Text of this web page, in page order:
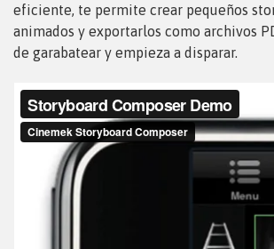
eficiente, te permite crear pequeños
animados y exportarlos como archivos
de garabatear y empieza a disparar.